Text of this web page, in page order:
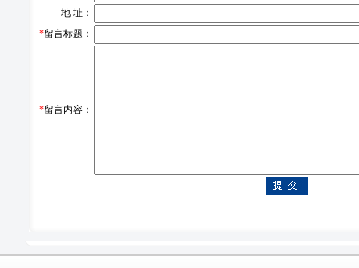
地 址：
*留言标题：
*留言内容：